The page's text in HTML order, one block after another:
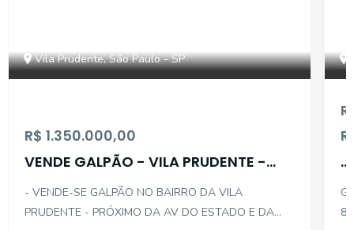
Vila Prudente, São Paulo - SP
R$ 1.350.000,00
VENDE GALPÃO - VILA PRUDENTE -
- VENDE-SE GALPÃO NO BAIRRO DA VILA
PRUDENTE - PRÓXIMO DA AV DO ESTADO E DA
...
8